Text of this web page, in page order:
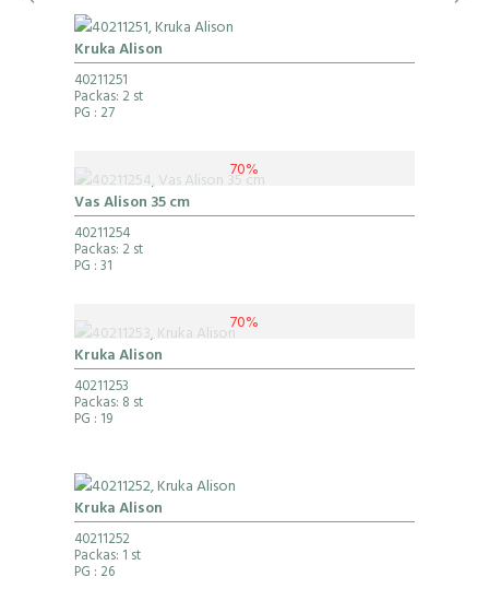
Kruka Alison
40211251
Packas: 2 st
PG : 27
70%
Vas Alison 35 cm
40211254
Packas: 2 st
PG : 31
70%
Kruka Alison
40211253
Packas: 8 st
PG : 19
Kruka Alison
40211252
Packas: 1 st
PG : 26